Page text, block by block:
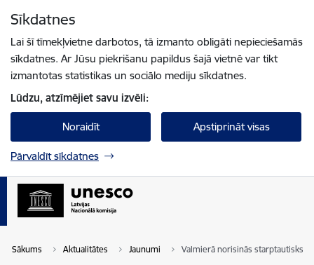
Sīkdatnes
Lai šī tīmekļvietne darbotos, tā izmanto obligāti nepieciešamās
sīkdatnes. Ar Jūsu piekrišanu papildus šajā vietnē var tikt
izmantotas statistikas un sociālo mediju sīkdatnes.
Lūdzu, atzīmējiet savu izvēli:
Noraidīt Apstiprināt visas
Pārvaldīt sīkdatnes
Sākums Aktualitātes Jaunumi Valmierā norisinās starptautisks